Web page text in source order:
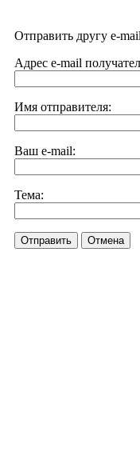
Отправить другу e-
Адрес e-mail
Имя отправителя:
Ваш e-mail:
Тема:
Отправить Отмена